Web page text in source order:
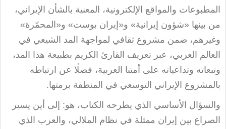
المطبوعات والمواقع الإلكترونية، المعنية بالشأن الإيراني،
من بينها «شؤون إيرانية» و«إيران بوست» و«المحمّرة»
وغيرهم، ضمن مشروع ثقافي لمواجهة المد الشيعي في
العالم العربي، عبر تعريف القارئ الكريم بطبيعة هذا المد،
وتبعاته وتداعياته على أمتنا العربية، فضلًا عن ارتباطه
بالمشروع الإيراني التوسعي في المنطقة برمتها.
والسؤال الأساسي الذي يطرحه الكتاب، هو: إلى أين يسير
الصراع بين إيران ممثلة في نظام الملالي، والعرب الذي